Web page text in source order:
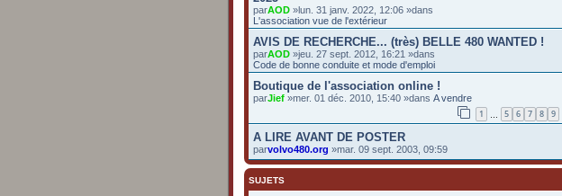
parAOD »lun. 31 janv. 2022, 12:06 »dans
L'association vue de l'extérieur
AVIS DE RECHERCHE... (très) BELLE 480 WANTED !
parAOD »jeu. 27 sept. 2012, 16:21 »dans
Code de bonne conduite et mode d'emploi
Boutique de l'association online !
parJief »mer. 01 déc. 2010, 15:40 »dans A vendre
1 … 5 6 7 8 9
A LIRE AVANT DE POSTER
parvolvo480.org »mar. 09 sept. 2003, 09:59
SUJETS